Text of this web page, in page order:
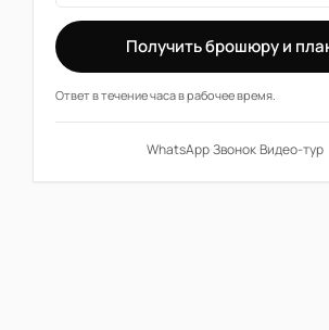
Получить брошюру и
Ответ в течение часа в рабочее время.
WhatsApp·Звонок·Видео-тур